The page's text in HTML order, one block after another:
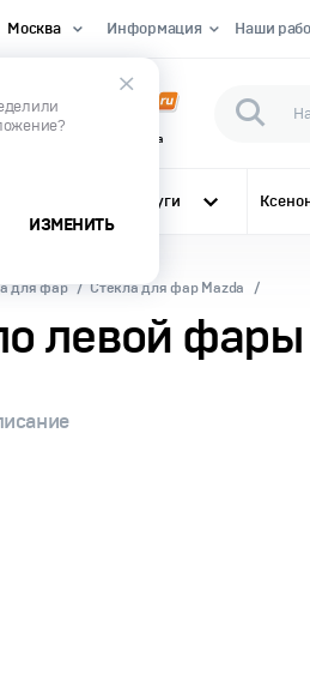
Москва
ИЗМЕНИТЬ
Информация Наши
Автомобильного Света
Услуги
для фар Стекла для фар Mazda
левой фары